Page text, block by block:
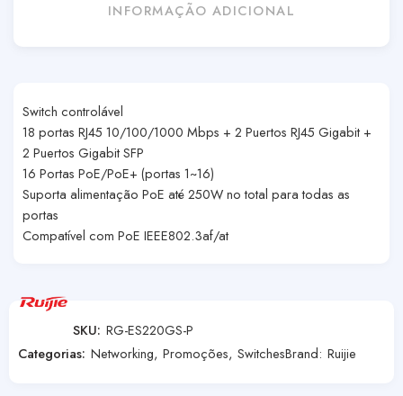
INFORMAÇÃO ADICIONAL
Switch controlável
18 portas RJ45 10/100/1000 Mbps + 2 Puertos RJ45 Gigabit +
2 Puertos Gigabit SFP
16 Portas PoE/PoE+ (portas 1~16)
Suporta alimentação PoE até 250W no total para todas as
portas
Compatível com PoE IEEE802.3af/at
SKU: RG-ES220GS-P
Categorias: Networking, Promoções, SwitchesBrand: Ruijie